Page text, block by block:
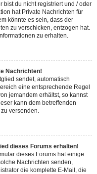
bist du nicht registriert und / oder
hat Private Nachrichten für
könnte es sein, dass der
zu verschicken, entzogen hat.
zu erhalten.
Nachrichten!
sendet, automatisch
eine entsprechende Regel
jemandem erhältst, so kannst
kann dem betreffenden
versenden.
dieses Forums erhalten!
dieses Forums hat einige
Nachrichten senden,
die komplette E-Mail, die